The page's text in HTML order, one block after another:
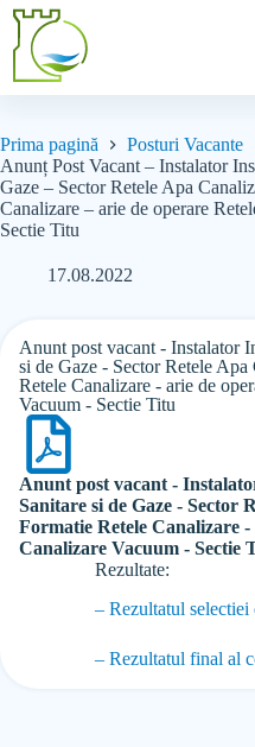
Prima pagină
Posturi Vacante
Anunț Post Vacant – Instalator
Gaze – Sector Retele Apa
Canalizare – arie de operare
Sectie Titu
17.08.2022
Anunt post vacant - Instalator
si de Gaze - Sector Retele
Retele Canalizare - arie de
Vacuum - Sectie Titu
Anunt post vacant -
Sanitare si de Gaze - Sector
Formatie Retele Canalizare
Canalizare Vacuum - Sectie
Rezultate:
– Rezultatul selectiei
– Rezultatul final al